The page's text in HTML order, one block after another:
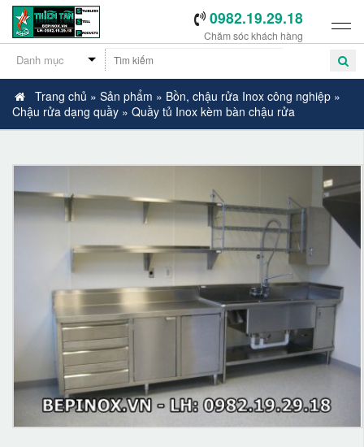
0982.19.29.18
Chăm sóc khách hàng
Trang chủ » Sản phẩm » Bồn, chậu rửa Inox công nghiệp»
Chậu rửa dạng quầy » Quầy tủ Inox kèm bàn chậu rửa